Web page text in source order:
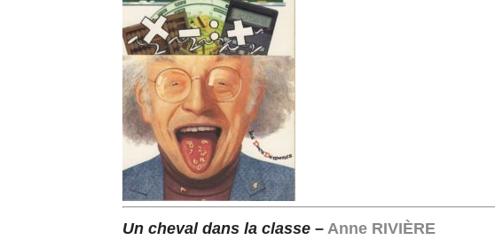
Un cheval dans la classe – Anne RIVIÈRE